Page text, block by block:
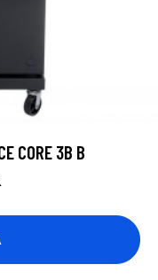
CORE 3B B